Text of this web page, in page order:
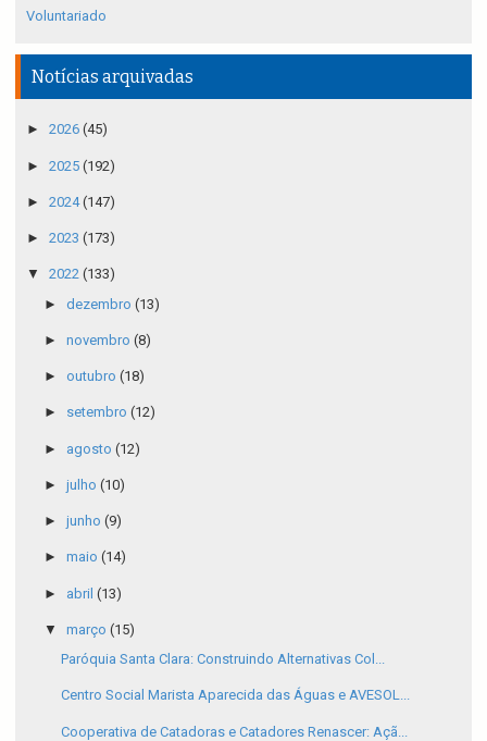
Voluntariado
Notícias arquivadas
► 2026 (45)
► 2025 (192)
► 2024(147)
► 2023 (173)
▼ 2022 (133)
► dezembro (13)
► novembro (8)
► outubro (18)
► setembro (12)
► agosto (12)
► julho (10)
► junho (9)
► maio (14)
► abril (13)
▼ março (15)
Paróquia Santa Clara: Construindo Alternativas Col...
Centro Social Marista Aparecida das Águas e AVESOL...
Cooperativa de Catadoras e Catadores Renascer: Açã...